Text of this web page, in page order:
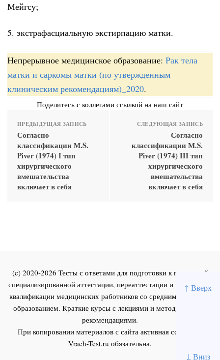
↑ Вверх
↓ Вниз
Мейгсу;
5. экстрафасциальную экстирпацию матки.
Непрерывное медицинское образование: Рак тела
матки и саркомы матки (по утвержденным
клиническим рекомендациям)_2020.
Поделитесь с коллегами ссылкой на наш сайт
ПРЕДЫДУЩАЯ ЗАПИСЬ
Согласно
классификации М.S.
Piver (1974) I тип
хирургического
вмешательства
включает в себя
СЛЕДУЮЩАЯ ЗАПИСЬ
Согласно
классификации М.S.
Piver (1974) III тип
хирургического
вмешательства
включает в себя
(c) 2020-2026 Тесты с ответами для подготовки к первичной
специализированной аттестации, переаттестации и повышения
квалификации медицинских работников со средним и высшим
образованием. Краткие курсы с лекциями и методическими
рекомендациями.
При копировании материалов с сайта активная ссылка на
Vrach-Test.ru обязательна.